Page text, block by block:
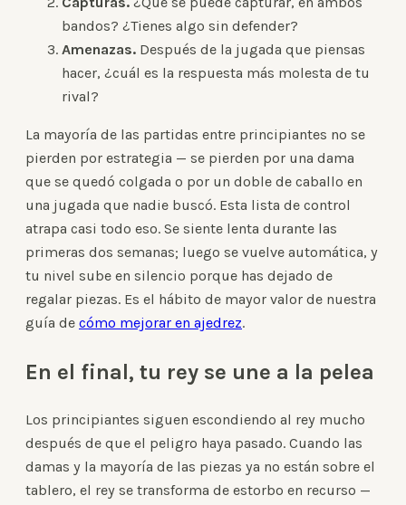
bandos? ¿Tienes algo sin defender?
Amenazas. Después de la jugada que piensas
hacer, ¿cuál es la respuesta más molesta de tu
rival?
La mayoría de las partidas entre principiantes no se
pierden por estrategia — se pierden por una dama
que se quedó colgada o por un doble de caballo en
una jugada que nadie buscó. Esta lista de control
atrapa casi todo eso. Se siente lenta durante las
primeras dos semanas; luego se vuelve automática, y
tu nivel sube en silencio porque has dejado de
regalar piezas. Es el hábito de mayor valor de nuestra
guía de cómo mejorar en ajedrez.
En el final, tu rey se une a la pelea
Los principiantes siguen escondiendo al rey mucho
después de que el peligro haya pasado. Cuando las
damas y la mayoría de las piezas ya no están sobre el
tablero, el rey se transforma de estorbo en recurso —